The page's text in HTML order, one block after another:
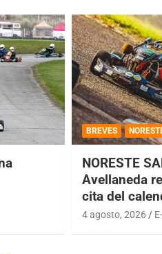
BREVES
NORESTE
Avellaneda
cita del
4 agosto, 2026
COBERTURA ESPECIAL DE E-
IAME SERIES ARGENTINA 6
Ramiro Tot (Asfalto)
Baradero (Buenos Aires)
Ciudad de Trenque Lauquen (Asfalto)